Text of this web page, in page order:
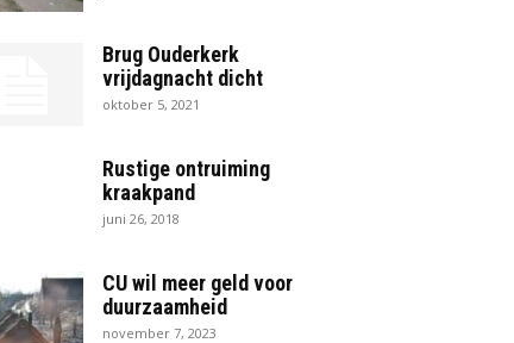
Brug Ouderkerk
vrijdagnacht dicht
oktober 5, 2021
Rustige ontruiming
kraakpand
juni 26, 2018
CU wil meer geld voor
duurzaamheid
november 7, 2023